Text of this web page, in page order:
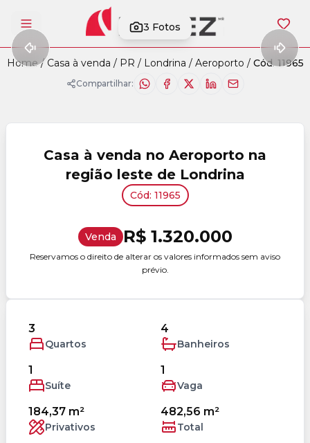
Abrir menu 3 Fotos
Home / Casa à venda / PR / Londrina / Aeroporto / Cód. 11965
Compartilhar:
Casa à venda no Aeroporto na
região leste de Londrina
Cód: 11965
Venda R$ 1.320.000
Reservamos o direito de alterar os valores informados sem aviso
prévio.
3
Quartos
4
Banheiros
1
Suíte
1
Vaga
184,37 m²
Privativos
482,56 m²
Total